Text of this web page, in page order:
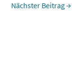
Nächster Beitrag→